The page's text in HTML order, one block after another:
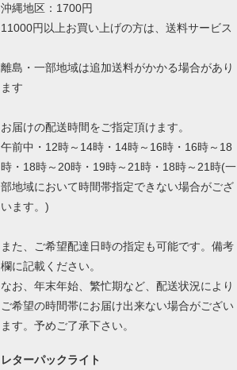
沖縄地区：1700円
11000円以上お買い上げの方は、送料サービス
離島・一部地域は追加送料がかかる場合があり
ます
お届けの配送時間をご指定頂けます。
午前中・12時～14時・14時～16時・16時～18
時・18時～20時・19時～21時・18時～21時(一
部地域において時間帯指定できない場合がござ
います。)
また、ご希望配達日時の指定も可能です。備考
欄に記載ください。
なお、年末年始、繁忙期など、配送状況により
ご希望の時間帯にお届け出来ない場合がござい
ます。予めご了承下さい。
レターパックライト